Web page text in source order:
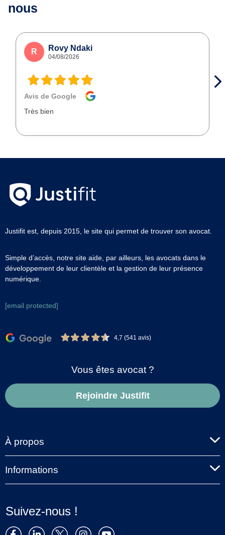
nous
R Rovy Ndaki
04/08/2026
Avis de Google
Très bien
Justifit est, depuis 2015, le site qui permet de trouver son avocat.
Simple d’accès, notre site aide, par ailleurs, les avocats dans le
développement de leur clientèle et la gestion de leur présence
numérique.
[email protected]
4,7 (541 avis)
Vous êtes avocat ?
Rejoindre Justifit
À propos
Informations
Suivez-nous !